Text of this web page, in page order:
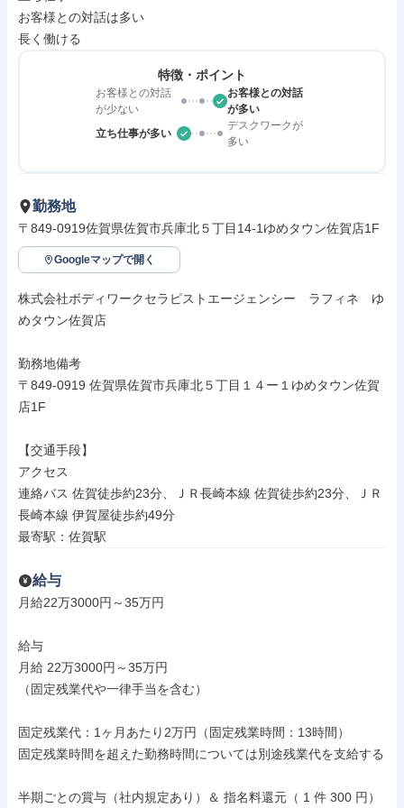
お客様との対話は多い
長く働ける
特徴・ポイント
お客様との対話
が少ない
お客様との対話
が多い
立ち仕事が多い
デスクワークが
多い
勤務地
〒849-0919佐賀県佐賀市兵庫北５丁目14-1ゆめタウン佐賀店1F
Googleマップで開く
株式会社ボディワークセラピストエージェンシー　ラフィネ　ゆ
めタウン佐賀店
勤務地備考
〒849-0919 佐賀県佐賀市兵庫北５丁目１４ー１ゆめタウン佐賀
店1F
【交通手段】
アクセス
連絡バス 佐賀徒歩約23分、ＪＲ長崎本線 佐賀徒歩約23分、ＪＲ
長崎本線 伊賀屋徒歩約49分
最寄駅：佐賀駅
給与
月給22万3000円～35万円
給与
月給 22万3000円～35万円
（固定残業代や一律手当を含む）
固定残業代：1ヶ月あたり2万円（固定残業時間：13時間）
固定残業時間を超えた勤務時間については別途残業代を支給する
半期ごとの賞与（社内規定あり）＆ 指名料還元（ 1 件 300 円）